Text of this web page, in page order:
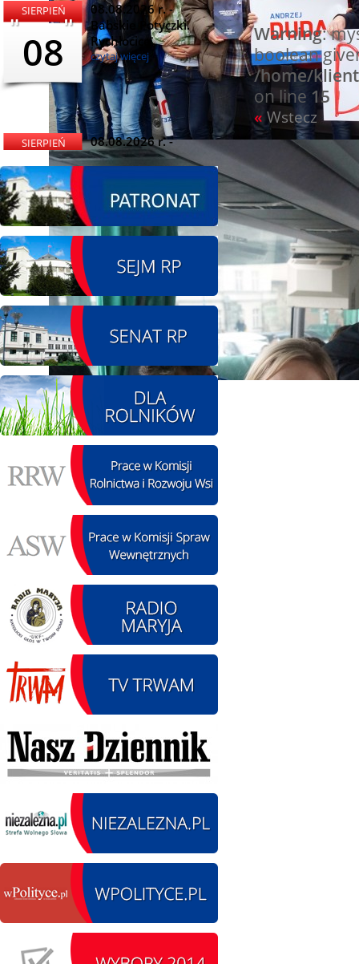
SIERPIEŃ
08
08.08.2026 r. -
Babskie Potyczki.
Rychłocice
czytaj więcej
SIERPIEŃ
08
08.08.2026 r. -
Dożynki i
SIERPIEŃ
08
08.08.2026 r. - Piknik
integracyjny. Krępa
60 u Sołtysa
SIERPIEŃ
09
09.08.2026 r. -
Jubileusz OSP. Żerniki
czytaj więcej
SIERPIEŃ
12
12.08.2026 r. -
Oddanie drogi.
Kiełbasy
czytaj więcej
SIERPIEŃ
14
Kiernozkiego Dzika.
czytaj więcej
15
Wojska Polskiego.
Łódź
czytaj więcej
15.08.2026
Warning:
boolean
/home/
on line 15
« Wstecz